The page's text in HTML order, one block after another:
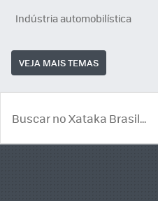
Indústria automobilística
VEJA MAIS TEMAS